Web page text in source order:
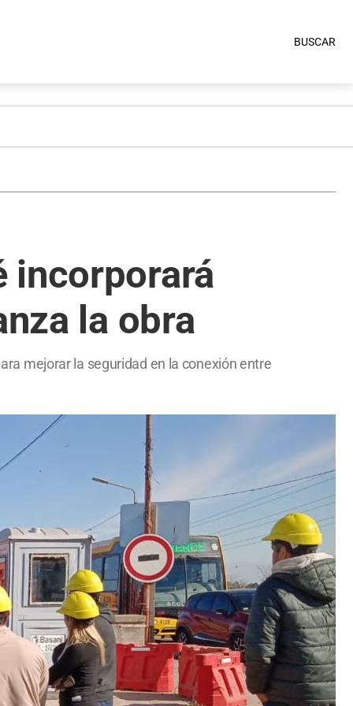
BUSCAR
incorporará
la obra
mejorar la seguridad en la conexión entre